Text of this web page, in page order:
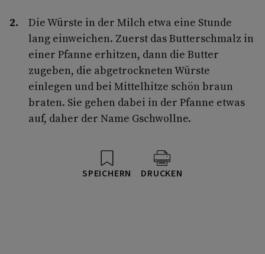
Die Würste in der Milch etwa eine Stun­de
lang einweichen. Zuerst das Butter­schmalz in
einer Pfanne erhitzen, dann die Butter
zugeben, die abgetrockneten Würste
einlegen und bei Mittelhitze schön braun
braten. Sie gehen dabei in der Pfanne etwas
auf, daher der Name Gschwollne.
SPEICHERN DRUCKEN